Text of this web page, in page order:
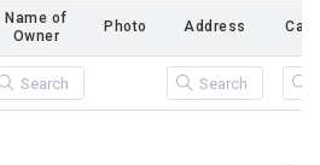
Name of
Owner
Photo Address